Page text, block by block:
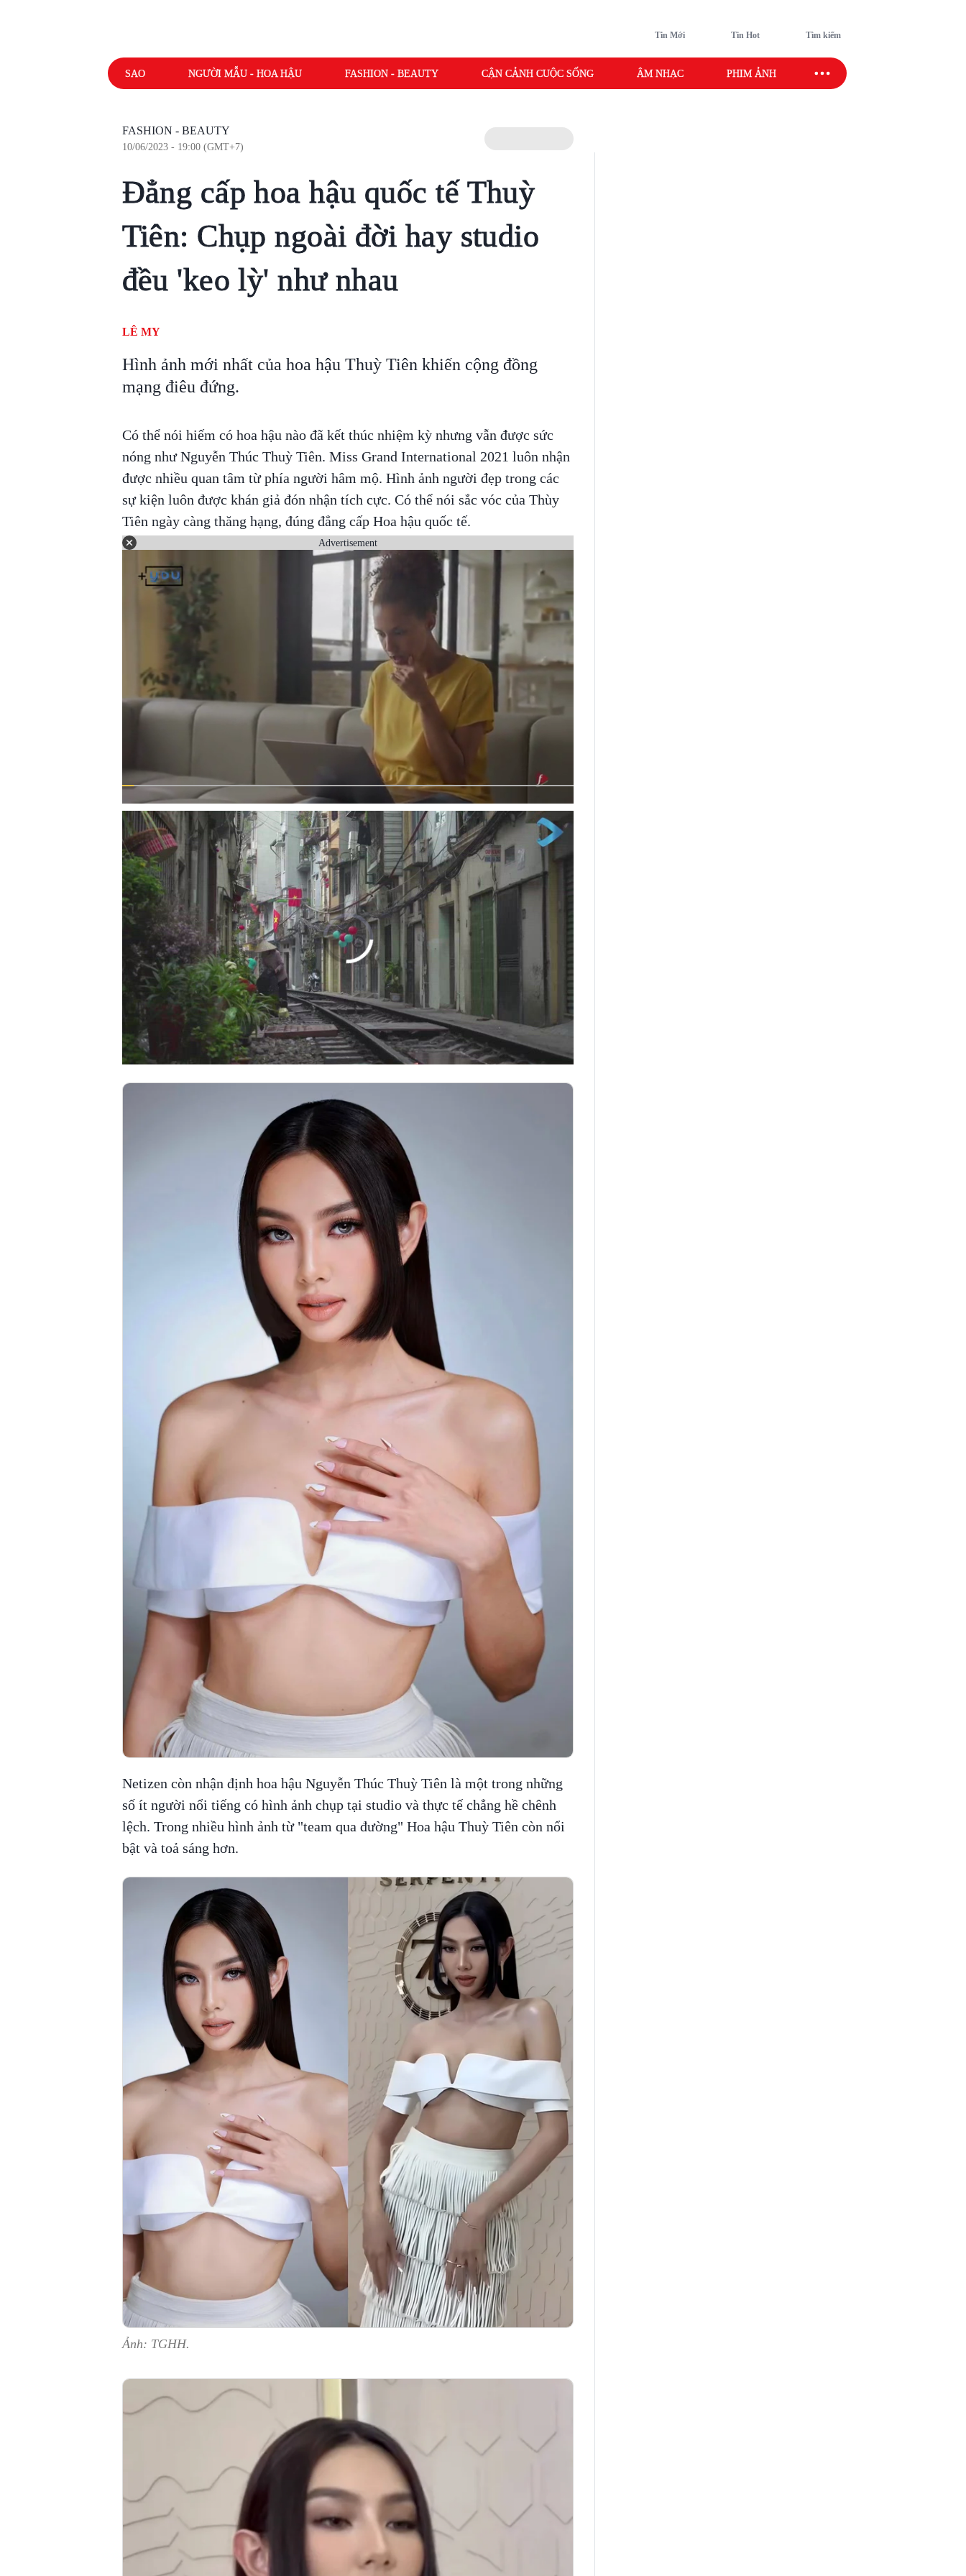
Tin Mới Tin Hot Tìm kiếm
SAO NGƯỜI MẪU - HOA HẬU FASHION - BEAUTY CẬN CẢNH CUỘC SỐNG ÂM NHẠC PHIM ẢNH SAO SPORT
FASHION - BEAUTY
10/06/2023 - 19:00 (GMT+7)
Đẳng cấp hoa hậu quốc tế Thuỳ
Tiên: Chụp ngoài đời hay studio
đều 'keo lỳ' như nhau
LÊ MY
Hình ảnh mới nhất của hoa hậu Thuỳ Tiên khiến cộng đồng
mạng điêu đứng.
Có thể nói hiếm có hoa hậu nào đã kết thúc nhiệm kỳ nhưng vẫn được sức
nóng như Nguyễn Thúc Thuỳ Tiên. Miss Grand International 2021 luôn nhận
được nhiều quan tâm từ phía người hâm mộ. Hình ảnh người đẹp trong các
sự kiện luôn được khán giả đón nhận tích cực. Có thể nói sắc vóc của Thùy
Tiên ngày càng thăng hạng, đúng đẳng cấp Hoa hậu quốc tế.
Advertisement
01:05 TRUVID NEW STUNNING VIETNAM
Netizen còn nhận định hoa hậu Nguyễn Thúc Thuỳ Tiên là một trong những
số ít người nổi tiếng có hình ảnh chụp tại studio và thực tế chẳng hề chênh
lệch. Trong nhiều hình ảnh từ "team qua đường" Hoa hậu Thuỳ Tiên còn nổi
bật và toả sáng hơn.
Ảnh: TGHH.